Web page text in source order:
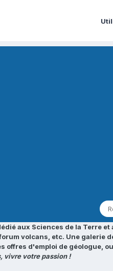
aux Sciences de la Terre
volcans, etc. Une galerie
d'emploi de géologue,
vivre votre passion !